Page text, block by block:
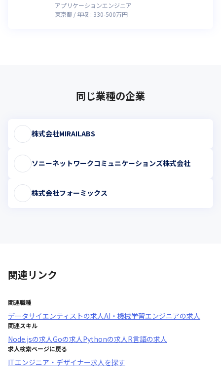
アプリケーションエンジニア
東京都
年収 : 330-500万円
同じ業種の企業
株式会社MIRAILABS
ソニーネットワークコミュニケーションズ株式会社
株式会社フォーミックス
関連リンク
関連職種
データサイエンティストの求人AI・機械学習エンジニアの求人
関連スキル
Node.jsの求人Goの求人 Pythonの求人 R言語の求人
求人検索ページに戻る
ITエンジニア・デザイナー求人を探す